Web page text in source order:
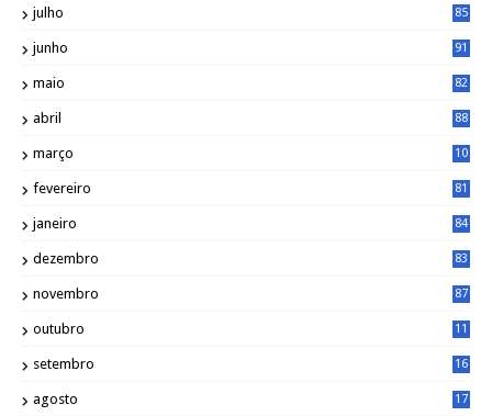
julho 85
junho 91
maio 82
abril 88
março
10
fevereiro 81
janeiro 84
dezembro 83
novembro 87
outubro
11
setembro
16
agosto
17